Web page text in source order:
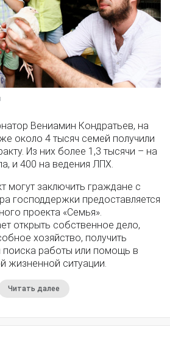
Вениамин Кондратьев, на
около 4 тысяч семей получили
Из них более 1,3 тысячи – на
и 400 на ведения ЛПХ.
могут заключить граждане с
господдержки предоставляется
проекта «Семья».
открыть собственное дело,
хозяйство, получить
поиска работы или помощь в
жизненной ситуации.
Читать далее